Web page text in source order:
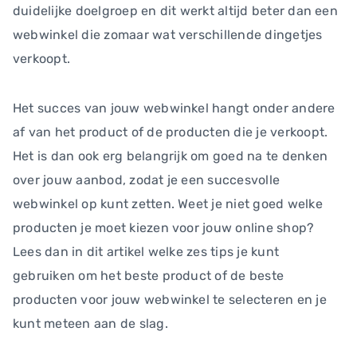
duidelijke doelgroep en dit werkt altijd beter dan een
webwinkel die zomaar wat verschillende dingetjes
verkoopt.
Het succes van jouw webwinkel hangt onder andere
af van het product of de producten die je verkoopt.
Het is dan ook erg belangrijk om goed na te denken
over jouw aanbod, zodat je een succesvolle
webwinkel op kunt zetten. Weet je niet goed welke
producten je moet kiezen voor jouw online shop?
Lees dan in dit artikel welke zes tips je kunt
gebruiken om het beste product of de beste
producten voor jouw webwinkel te selecteren en je
kunt meteen aan de slag.